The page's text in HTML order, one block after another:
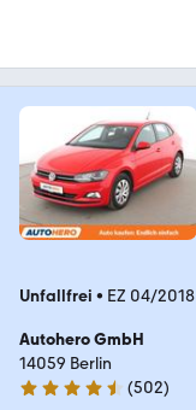
Unfallfrei • EZ 04/2018
Autohero GmbH
14059 Berlin
4.5 Sterne
(502)